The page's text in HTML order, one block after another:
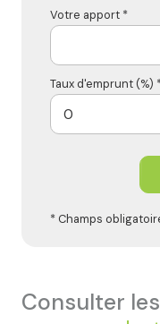
Votre apport *
Taux d'emprunt (%)
* Champs
consulter